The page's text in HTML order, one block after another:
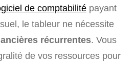
de comptabilité payant
le tableur ne nécessite
récurrentes. Vous
de vos ressources pour